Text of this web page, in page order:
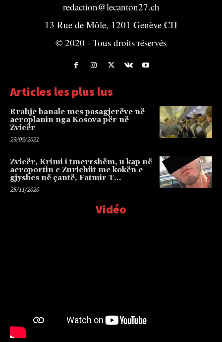
redaction@lecanton27.ch
13 Rue de Môle, 1201 Genève CH
© 2020 - Tous droits réservés
Articles les plus lus
Rrahje banale mes pasagjerëve në
aeroplanin nga Kosova për në
Zvicër
29/05/2021
Zvicër, Krimi i tmerrshëm, u kap në
aeroportin e Zurichüt me kokën e
gjyshes në çantë, Fatmir T…
25/11/2020
Vidéo